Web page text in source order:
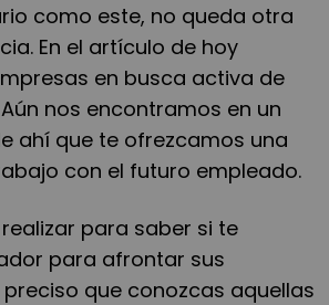
como este, no queda otra
En el artículo de hoy
en busca activa de
nos encontramos en un
ahí que te ofrezcamos una
con el futuro empleado.
para saber si te
para afrontar sus
que conozcas aquellas